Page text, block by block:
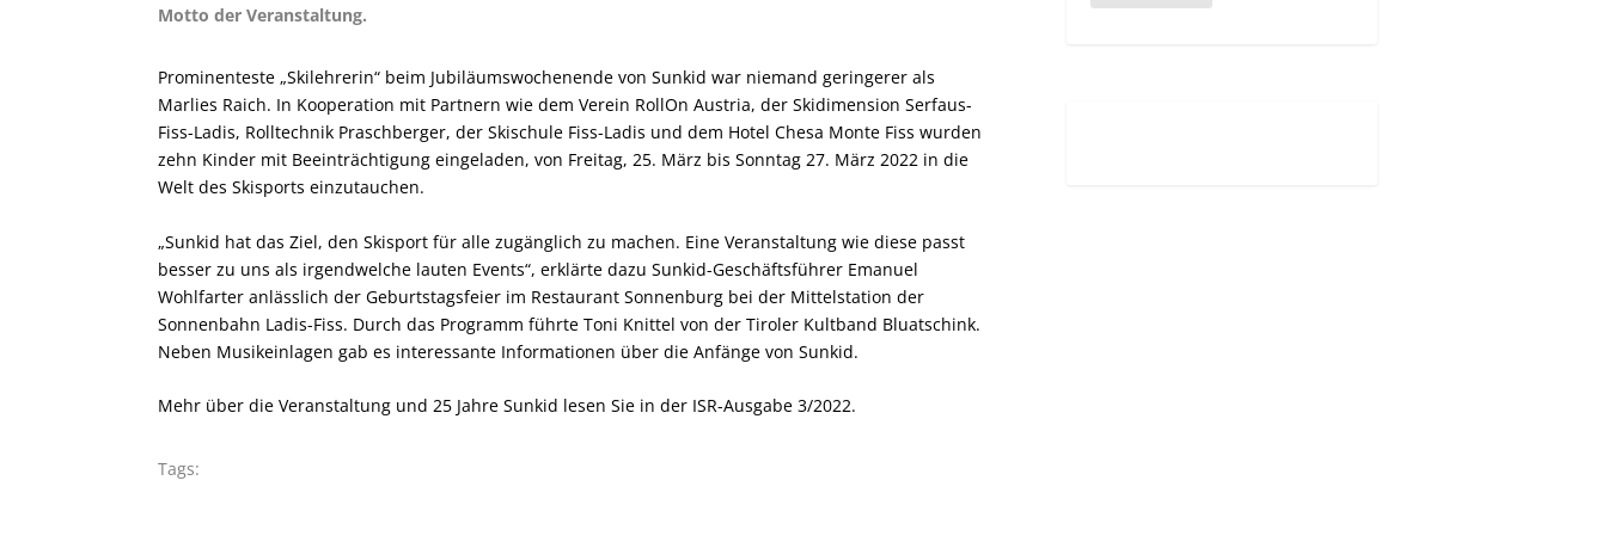
Motto der Veranstaltung.
Prominenteste „Skilehrerin“ beim Jubiläumswochenende von Sunkid war niemand geringerer als
Marlies Raich. In Kooperation mit Partnern wie dem Verein RollOn Austria, der Skidimension Serfaus-
Fiss-Ladis, Rolltechnik Praschberger, der Skischule Fiss-Ladis und dem Hotel Chesa Monte Fiss wurden
zehn Kinder mit Beeinträchtigung eingeladen, von Freitag, 25. März bis Sonntag 27. März 2022 in die
Welt des Skisports einzutauchen.
„Sunkid hat das Ziel, den Skisport für alle zugänglich zu machen. Eine Veranstaltung wie diese passt
besser zu uns als irgendwelche lauten Events“, erklärte dazu Sunkid-Geschäftsführer Emanuel
Wohlfarter anlässlich der Geburtstagsfeier im Restaurant Sonnenburg bei der Mittelstation der
Sonnenbahn Ladis-Fiss. Durch das Programm führte Toni Knittel von der Tiroler Kultband Bluatschink.
Neben Musikeinlagen gab es interessante Informationen über die Anfänge von Sunkid.
Mehr über die Veranstaltung und 25 Jahre Sunkid lesen Sie in der ISR-Ausgabe 3/2022.
Tags: